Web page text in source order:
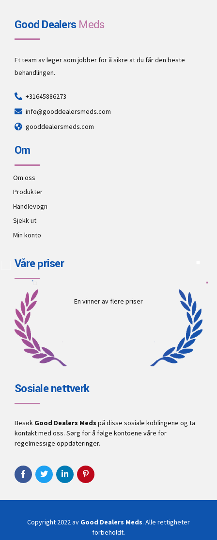
Good DealersMeds
Et team av leger som jobber for å sikre at du får den beste
behandlingen.
+31645886273
info@gooddealersmeds.com
gooddealersmeds.com
Om
Om oss
Produkter
Handlevogn
Sjekk ut
Min konto
Våre priser
En vinner av flere priser
Sosiale nettverk
Besøk Good Dealers Meds på disse sosiale koblingene og ta
kontakt med oss. Sørg for å følge kontoene våre for
regelmessige oppdateringer.
Copyright 2022 av Good Dealers Meds. Alle rettigheter
forbeholdt.